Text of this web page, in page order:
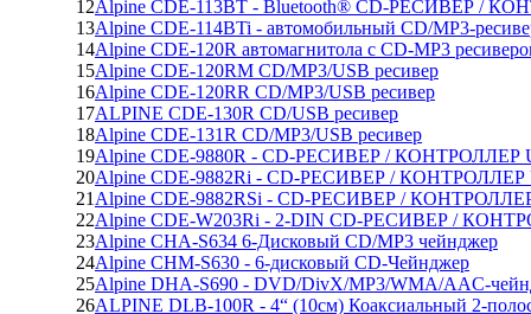
12Alpine CDE-113BT - Bluetooth® CD-РЕСИВЕР /
13Alpine CDE-114BTi - автомобильный CD/MP3-
14Alpine CDE-120R автомагнитола с CD-MP3
15Alpine CDE-120RM CD/MP3/USB ресивер
16Alpine CDE-120RR CD/MP3/USB ресивер
17ALPINE CDE-130R CD/USB ресивер
18Alpine CDE-131R CD/MP3/USB ресивер
19Alpine CDE-9880R - CD-РЕСИВЕР / КОНТРОЛЛЕР
20Alpine CDE-9882Ri - CD-РЕСИВЕР / КОНТРОЛЛЕР
21 Alpine CDE-9882RSi - CD-РЕСИВЕР /
22Alpine CDE-W203Ri - 2-DIN CD-РЕСИВЕР /
23Alpine CHA-S634 6-Дисковый CD/MP3 чейнджер
24Alpine CHM-S630 - 6-дисковый CD-Чейнджер
25Alpine DHA-S690 - DVD/DivX/MP3/WMA/AAC-
26ALPINE DLB-100R - 4“ (10см) Коаксиальный 2-